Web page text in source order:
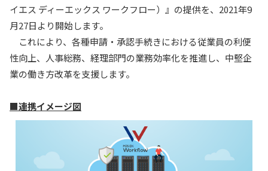
イエス ディーエックス ワークフロー）』の提供を、2021年9
月27日より開始します。
これにより、各種申請・承認手続きにおける従業員の利便
性向上、人事総務、経理部門の業務効率化を推進し、中堅企
業の働き方改革を支援します。
■連携イメージ図